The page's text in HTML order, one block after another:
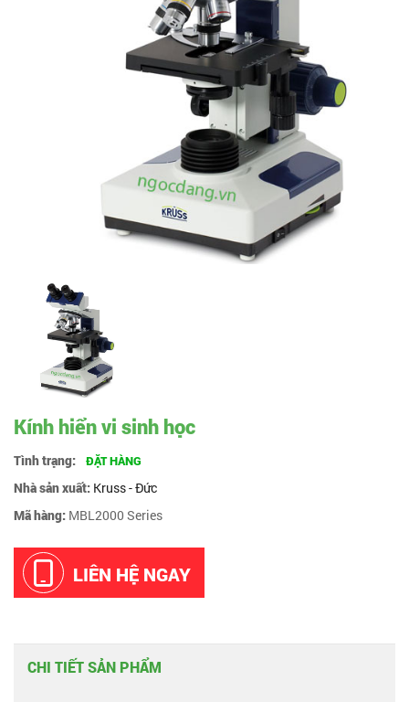
Kính hiển vi sinh học
Tình trạng: ĐẶT HÀNG
Nhà sản xuất: Kruss - Đức
Mã hàng: MBL2000 Series
LIÊN HỆ NGAY
CHI TIẾT SẢN PHẨM